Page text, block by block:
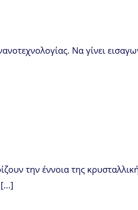
Να γίνει
την έννοια της